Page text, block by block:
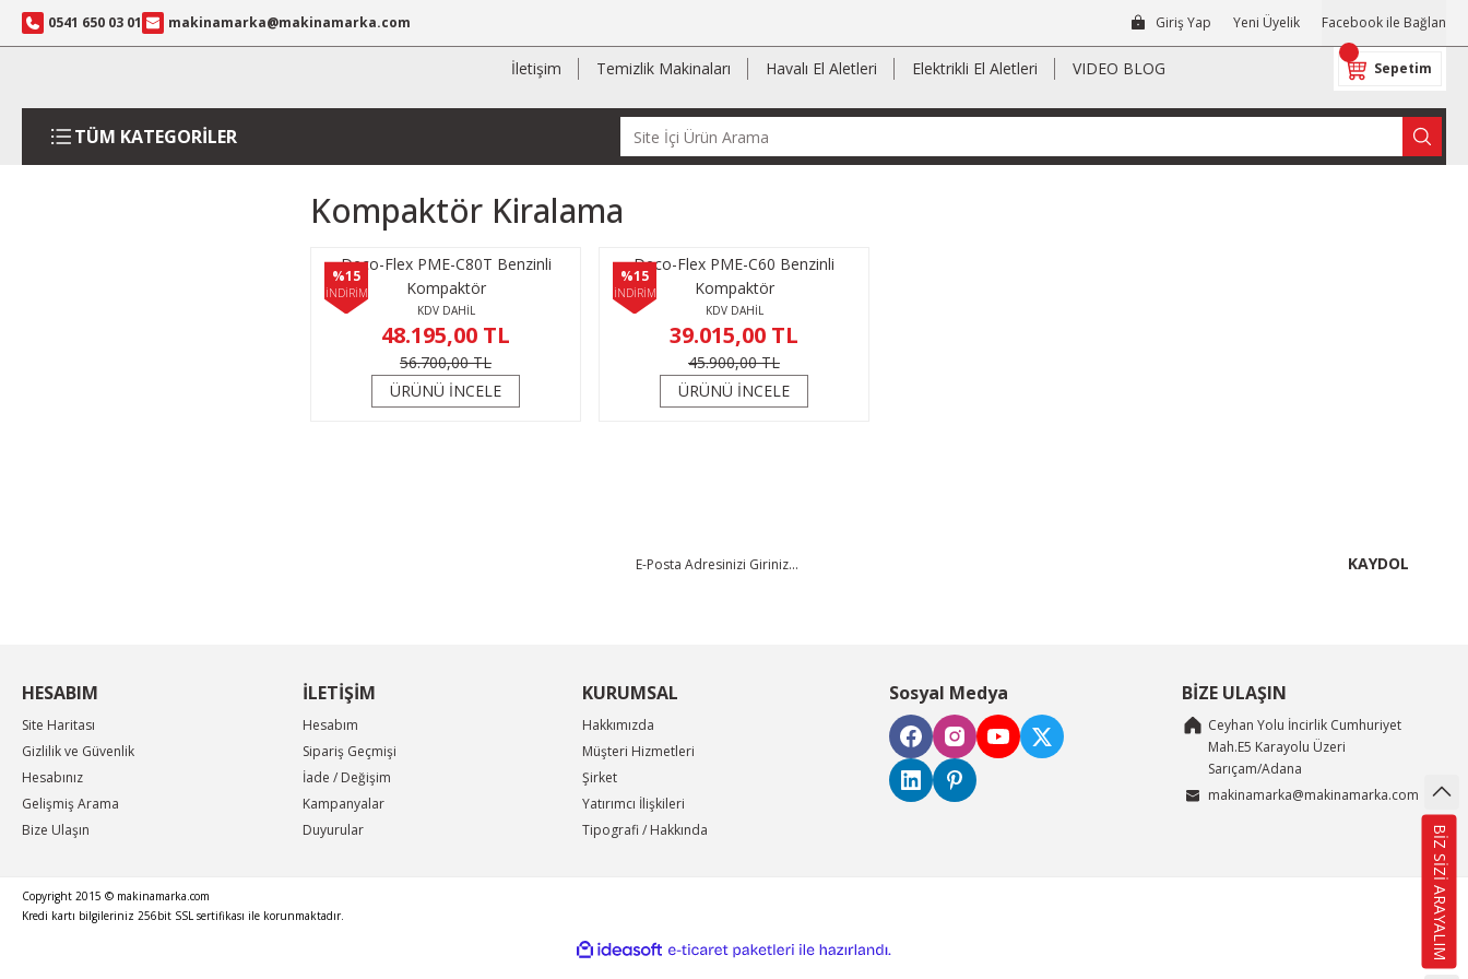
0541 650 03 01 makinamarka@makinamarka.com Giriş Yap Yeni Üyelik Facebook ile Bağlan
İletişim Temizlik Makinaları Havalı El Aletleri Elektrikli El Aletleri VIDEO BLOG Sepetim
TÜM KATEGORİLER
Kompaktör Kiralama
%15
İNDİRİM
Deco-Flex PME-C80T Benzinli
Kompaktör
KDV DAHİL
48.195,00 TL
56.700,00 TL
ÜRÜNÜ İNCELE
%15
İNDİRİM
Deco-Flex PME-C60 Benzinli
Kompaktör
KDV DAHİL
39.015,00 TL
45.900,00 TL
ÜRÜNÜ İNCELE
KAYDOL
HESABIM
Site Haritası
Gizlilik ve Güvenlik
Hesabınız
Gelişmiş Arama
Bize Ulaşın
İLETİŞİM
Hesabım
Sipariş Geçmişi
İade / Değişim
Kampanyalar
Duyurular
KURUMSAL
Hakkımızda
Müşteri Hizmetleri
Şirket
Yatırımcı İlişkileri
Tipografi / Hakkında
Sosyal Medya BİZE ULAŞIN
Ceyhan Yolu İncirlik Cumhuriyet
Mah.E5 Karayolu Üzeri
Sarıçam/Adana
makinamarka@makinamarka.com
Copyright 2015 © makinamarka.com
Kredi kartı bilgileriniz 256bit SSL sertifikası ile korunmaktadır.
BİZ SİZİ ARAYALIM
ideasoft
e-